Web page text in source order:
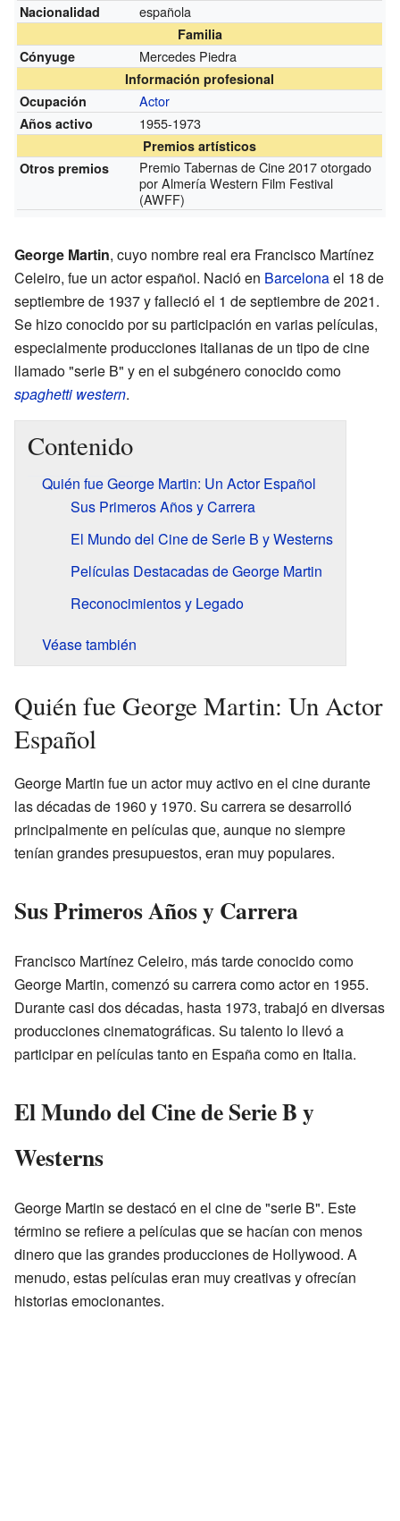
Nacionalidad española
Familia
Cónyuge
Mercedes Piedra
Información profesional
Ocupación
Actor
Años activo 1955-1973
Premios artísticos
Otros premios
Premio Tabernas de Cine 2017 otorgado
por Almería Western Film Festival
(AWFF)
George Martin, cuyo nombre real era Francisco Martínez
Celeiro, fue un actor español. Nació en Barcelonael 18 de
septiembre de 1937 y falleció el 1 de septiembre de 2021.
Se hizo conocido por su participación en varias películas,
especialmente producciones italianas de un tipo de cine
llamado "serie B" y en el subgénero conocido como
spaghetti western.
Contenido
Quién fue George Martin: Un Actor Español
Sus Primeros Años y Carrera
El Mundo del Cine de Serie B y Westerns
Películas Destacadas de George Martin
Reconocimientos y Legado
Véase también
Quién fue George Martin: Un Actor
Español
George Martin fue un actor muy activo en el cine durante
las décadas de 1960 y 1970. Su carrera se desarrolló
principalmente en películas que, aunque no siempre
tenían grandes presupuestos, eran muy populares.
Sus Primeros Años y Carrera
Francisco Martínez Celeiro, más tarde conocido como
George Martin, comenzó su carrera como actor en 1955.
Durante casi dos décadas, hasta 1973, trabajó en diversas
producciones cinematográficas. Su talento lo llevó a
participar en películas tanto en España como en Italia.
El Mundo del Cine de Serie B y
Westerns
George Martin se destacó en el cine de "serie B". Este
término se refiere a películas que se hacían con menos
dinero que las grandes producciones de Hollywood. A
menudo, estas películas eran muy creativas y ofrecían
historias emocionantes.